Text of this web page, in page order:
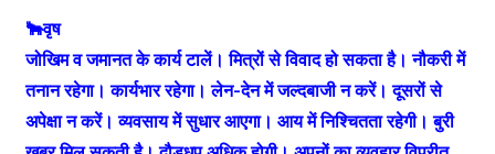
🐂वृष
जोखिम व जमानत के कार्य टालें। मित्रों से विवाद हो सकता है। नौकरी में
तनान रहेगा। कार्यभार रहेगा। लेन-देन में जल्दबाजी न करें। दूसरों से
अपेक्षा न करें। व्यवसाय में सुधार आएगा। आय में निश्चितता रहेगी। बुरी